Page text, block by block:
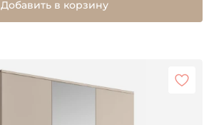
Добавить в корзину